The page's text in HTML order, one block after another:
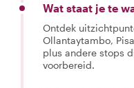
Wat staat je te
Ontdek
Ollantaytambo,
plus andere stops
voorbereid.